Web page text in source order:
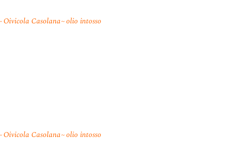
Oivicola Casolana olio intosso
Oivicola Casolana olio intosso